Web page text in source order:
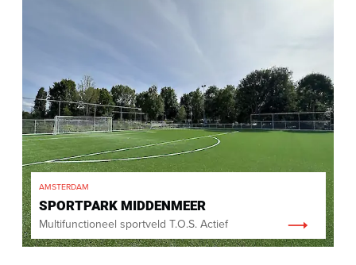
AMSTERDAM
SPORTPARK MIDDENMEER
Multifunctioneel sportveld T.O.S. Actief